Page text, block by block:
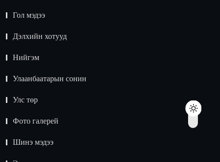
Гол мэдээ
Дэлхийн хотууд
Нийгэм
Улаанбаатарын сонин
Улс төр
Фото галерей
Шинэ мэдээ